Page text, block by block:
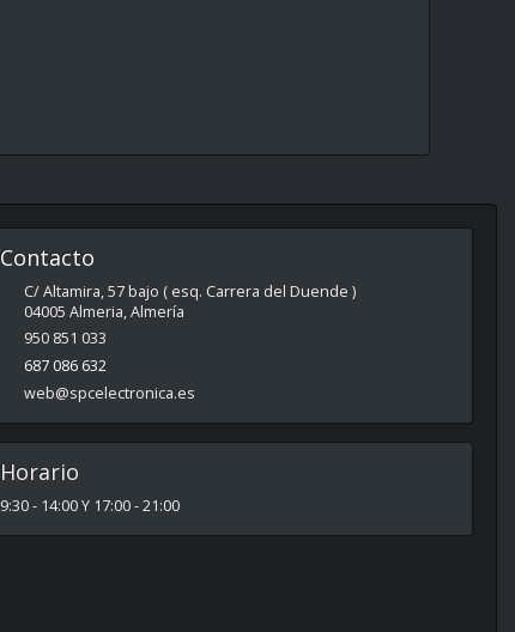
Contacto
C/ Altamira, 57 bajo ( esq. Carrera del Duende )
04005 Almeria,Almería
950 851 033
687 086 632
web@spcelectronica.es
Horario
9:30 - 14:00 Y 17:00 - 21:00